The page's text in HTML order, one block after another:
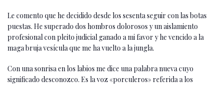
Le comento que he decidido desde los sesenta seguir con las botas
puestas. He superado dos hombros dolorosos y un aislamiento
profesional con pleito judicial ganado a mi favor y he vencido a la
maga bruja vesícula que me ha vuelto a la jungla.
Con una sonrisa en los labios me dice una palabra nueva cuyo
significado desconozco. Es la voz «porculeros» referida a los